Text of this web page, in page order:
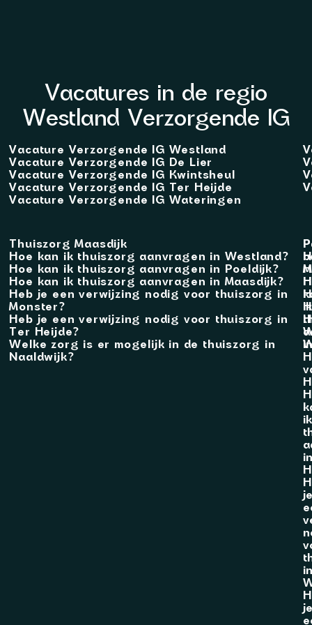
Vacatures in de regio
Westland Verzorgende IG
Vacature Verzorgende IG Westland
Vacature Verzorgende IG De Lier
Vacature Verzorgende IG Kwintsheul
Vacature Verzorgende IG Ter Heijde
Vacature Verzorgende IG Wateringen
Thuiszorg Maasdijk
Hoe kan ik thuiszorg aanvragen in Westland?
Hoe kan ik thuiszorg aanvragen in Poeldijk?
Hoe kan ik thuiszorg aanvragen in Maasdijk?
Heb je een verwijzing nodig voor thuiszorg in
Monster?
Heb je een verwijzing nodig voor thuiszorg in
Ter Heijde?
Welke zorg is er mogelijk in de thuiszorg in
Naaldwijk?